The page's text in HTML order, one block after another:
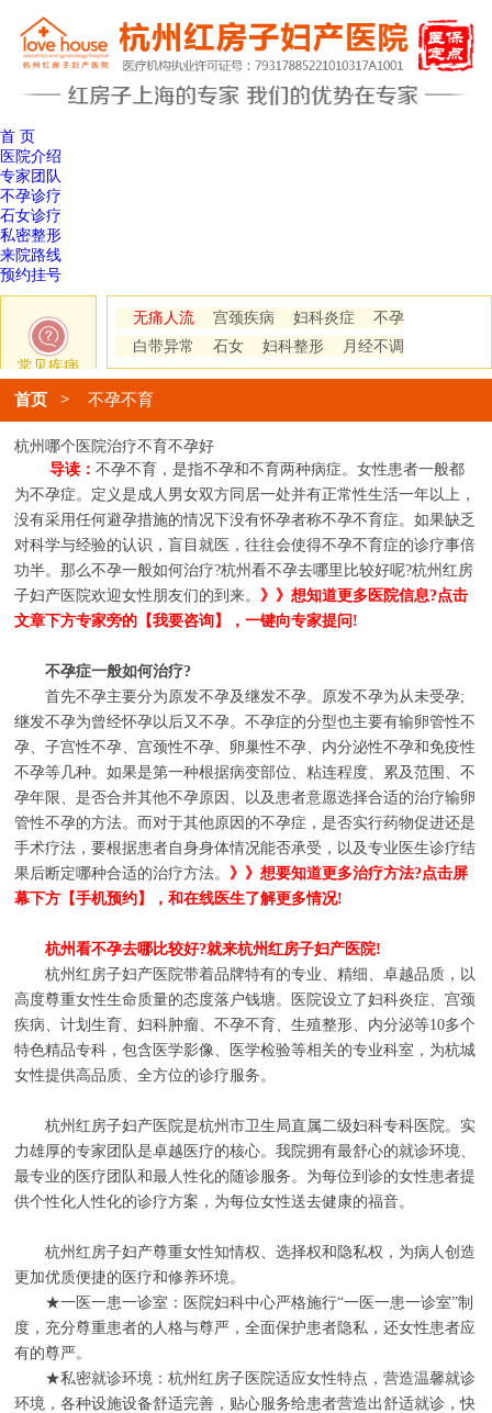
首 页
医院介绍
专家团队
不孕诊疗
石女诊疗
私密整形
来院路线
预约挂号
常见疾病
无痛人流 宫颈疾病 妇科炎症
不孕
白带异常
石女 妇科整形 月经不调
首页> 不孕不育
杭州哪个医院治疗不育不孕好
导读：不孕不育，是指不孕和不育两种病症。女性患者一般都
为不孕症。定义是成人男女双方同居一处并有正常性生活一年以上，
没有采用任何避孕措施的情况下没有怀孕者称不孕不育症。如果缺乏
对科学与经验的认识，盲目就医，往往会使得不孕不育症的诊疗事倍
功半。那么不孕一般如何治疗?杭州看不孕去哪里比较好呢?杭州红房
子妇产医院欢迎女性朋友们的到来。 》》想知道更多医院信息?点击
文章下方专家旁的【我要咨询】，一键向专家提问!
不孕症一般如何治疗?
首先不孕主要分为原发不孕及继发不孕。原发不孕为从未受孕;
继发不孕为曾经怀孕以后又不孕。不孕症的分型也主要有输卵管性不
孕、子宫性不孕、宫颈性不孕、卵巢性不孕、内分泌性不孕和免疫性
不孕等几种。如果是第一种根据病变部位、粘连程度、累及范围、不
孕年限、是否合并其他不孕原因、以及患者意愿选择合适的治疗输卵
管性不孕的方法。而对于其他原因的不孕症，是否实行药物促进还是
手术疗法，要根据患者自身身体情况能否承受，以及专业医生诊疗结
果后断定哪种合适的治疗方法。 》》想要知道更多治疗方法?点击屏
幕下方【手机预约】，和在线医生了解更多情况!
杭州看不孕去哪比较好?就来杭州红房子妇产医院!
杭州红房子妇产医院带着品牌特有的专业、精细、卓越品质，以
高度尊重女性生命质量的态度落户钱塘。医院设立了妇科炎症、宫颈
疾病、计划生育、妇科肿瘤、不孕不育、生殖整形、内分泌等10多个
特色精品专科，包含医学影像、医学检验等相关的专业科室，为杭城
女性提供高品质、全方位的诊疗服务。
杭州红房子妇产医院是杭州市卫生局直属二级妇科专科医院。实
力雄厚的专家团队是卓越医疗的核心。我院拥有最舒心的就诊环境、
最专业的医疗团队和最人性化的随诊服务。为每位到诊的女性患者提
供个性化人性化的诊疗方案，为每位女性送去健康的福音。
杭州红房子妇产尊重女性知情权、选择权和隐私权，为病人创造
更加优质便捷的医疗和修养环境。
★一医一患一诊室：医院妇科中心严格施行“一医一患一诊室”制
度，充分尊重患者的人格与尊严，全面保护患者隐私，还女性患者应
有的尊严。
★私密就诊环境：杭州红房子医院适应女性特点，营造温馨就诊
环境，各种设施设备舒适完善，贴心服务给患者营造出舒适就诊，快